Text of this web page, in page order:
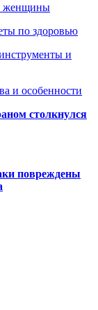
женщины
по здоровью
и
и особенности
столкнулся
повреждены